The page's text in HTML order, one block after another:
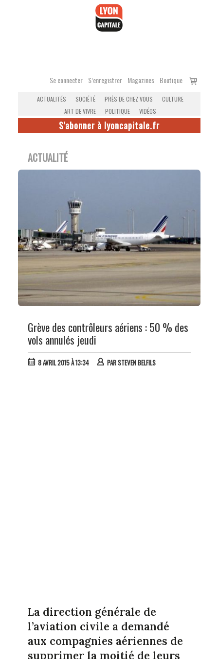
Se connecter S’enregistrer Magazines Boutique
Voir
ACTUALITÉS SOCIÉTÉ PRÈS DE CHEZ VOUS
CULTURE
ART DE VIVRE
POLITIQUE VIDÉOS
S'abonner à lyoncapitale.fr
ACTUALITÉ
Grève des contrôleurs aériens : 50 % des
vols annulés jeudi
8 AVRIL 2015 À 13:34 PARSTEVEN BELFILS
La direction générale de
l’aviation civile a demandé
aux compagnies aériennes de
supprimer la moitié de leurs